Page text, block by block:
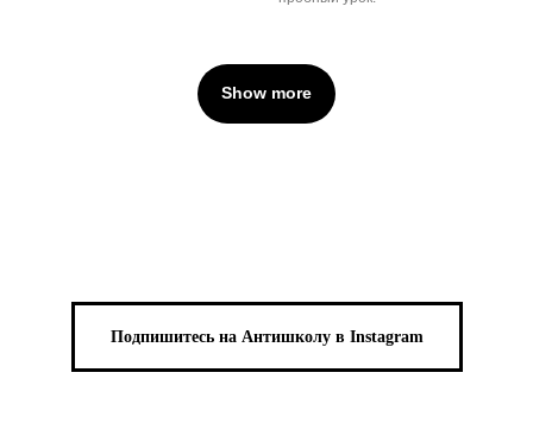
Show more
Подпишитесь на Антишколу в Instagram